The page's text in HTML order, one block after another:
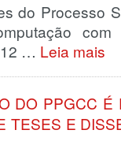
do Processo
12 … Leia mais
DO PPGCC
TESES E